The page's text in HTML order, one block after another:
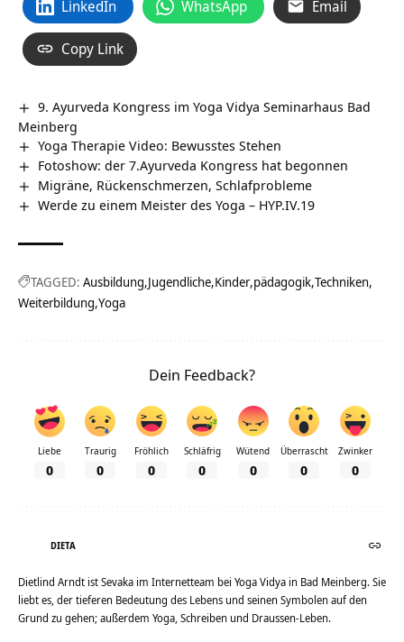
LinkedIn WhatsApp Email
Copy Link
9. Ayurveda Kongress im Yoga Vidya Seminarhaus Bad
Meinberg
Yoga Therapie Video: Bewusstes Stehen
Fotoshow: der 7.Ayurveda Kongress hat begonnen
Migräne, Rückenschmerzen, Schlafprobleme
Werde zu einem Meister des Yoga – HYP.IV.19
TAGGED: Ausbildung Jugendliche Kinder pädagogik Techniken
Weiterbildung Yoga
Dein Feedback?
Liebe
0
Traurig
0
Fröhlich
0
Schläfrig
0
Wütend
0
Überrascht
0
Zwinker
0
DIETA
Dietlind Arndt ist Sevaka im Internetteam bei Yoga Vidya in Bad Meinberg. Sie
liebt es, der tieferen Bedeutung des Lebens und seinen Symbolen auf den
Grund zu gehen; außerdem Yoga, Schreiben und Draussen-Leben.